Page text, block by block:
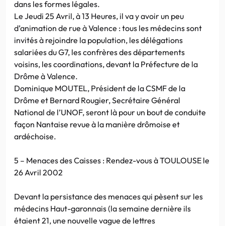
dans les formes légales.
Le Jeudi 25 Avril, à 13 Heures, il va y avoir un peu
d’animation de rue à Valence : tous les médecins sont
invités à rejoindre la population, les délégations
salariées du G7, les confrères des départements
voisins, les coordinations, devant la Préfecture de la
Drôme à Valence.
Dominique MOUTEL, Président de la CSMF de la
Drôme et Bernard Rougier, Secrétaire Général
National de l’UNOF, seront là pour un bout de conduite
façon Nantaise revue à la manière drômoise et
ardéchoise.
5 – Menaces des Caisses : Rendez-vous à TOULOUSE le
26 Avril 2002
Devant la persistance des menaces qui pèsent sur les
médecins Haut-garonnais (la semaine dernière ils
étaient 21, une nouvelle vague de lettres